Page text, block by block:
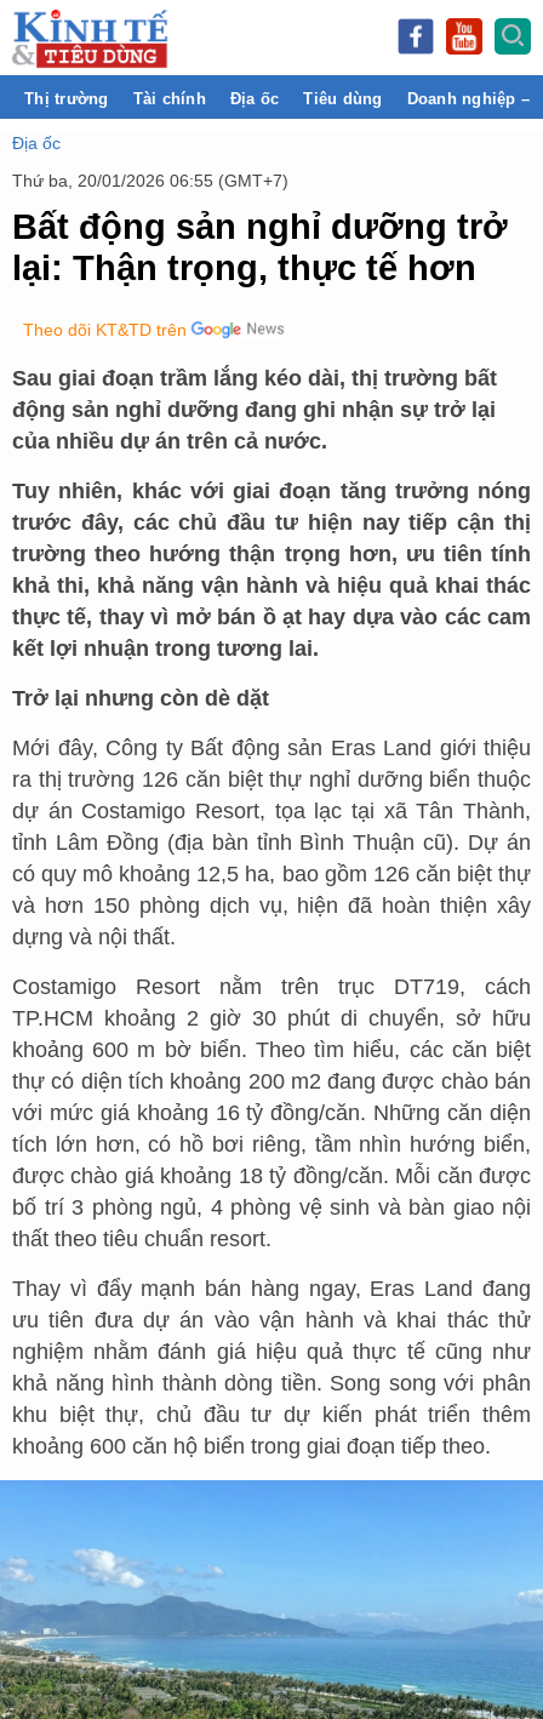
Thị trường Tài chính Địa ốc Tiêu dùng Doanh nghiệp –
Địa ốc
Thứ ba, 20/01/2026 06:55 (GMT+7)
Bất động sản nghỉ dưỡng trở
lại: Thận trọng, thực tế hơn
Theo dõi KT&TD trên
Sau giai đoạn trầm lắng kéo dài, thị trường bất
động sản nghỉ dưỡng đang ghi nhận sự trở lại
của nhiều dự án trên cả nước.
Tuy nhiên, khác với giai đoạn tăng trưởng nóng
trước đây, các chủ đầu tư hiện nay tiếp cận thị
trường theo hướng thận trọng hơn, ưu tiên tính
khả thi, khả năng vận hành và hiệu quả khai thác
thực tế, thay vì mở bán ồ ạt hay dựa vào các cam
kết lợi nhuận trong tương lai.
Trở lại nhưng còn dè dặt
Mới đây, Công ty Bất động sản Eras Land giới thiệu
ra thị trường 126 căn biệt thự nghỉ dưỡng biển thuộc
dự án Costamigo Resort, tọa lạc tại xã Tân Thành,
tỉnh Lâm Đồng (địa bàn tỉnh Bình Thuận cũ). Dự án
có quy mô khoảng 12,5 ha, bao gồm 126 căn biệt thự
và hơn 150 phòng dịch vụ, hiện đã hoàn thiện xây
dựng và nội thất.
Costamigo Resort nằm trên trục DT719, cách
TP.HCM khoảng 2 giờ 30 phút di chuyển, sở hữu
khoảng 600 m bờ biển. Theo tìm hiểu, các căn biệt
thự có diện tích khoảng 200 m2 đang được chào bán
với mức giá khoảng 16 tỷ đồng/căn. Những căn diện
tích lớn hơn, có hồ bơi riêng, tầm nhìn hướng biển,
được chào giá khoảng 18 tỷ đồng/căn. Mỗi căn được
bố trí 3 phòng ngủ, 4 phòng vệ sinh và bàn giao nội
thất theo tiêu chuẩn resort.
Thay vì đẩy mạnh bán hàng ngay, Eras Land đang
ưu tiên đưa dự án vào vận hành và khai thác thử
nghiệm nhằm đánh giá hiệu quả thực tế cũng như
khả năng hình thành dòng tiền. Song song với phân
khu biệt thự, chủ đầu tư dự kiến phát triển thêm
khoảng 600 căn hộ biển trong giai đoạn tiếp theo.